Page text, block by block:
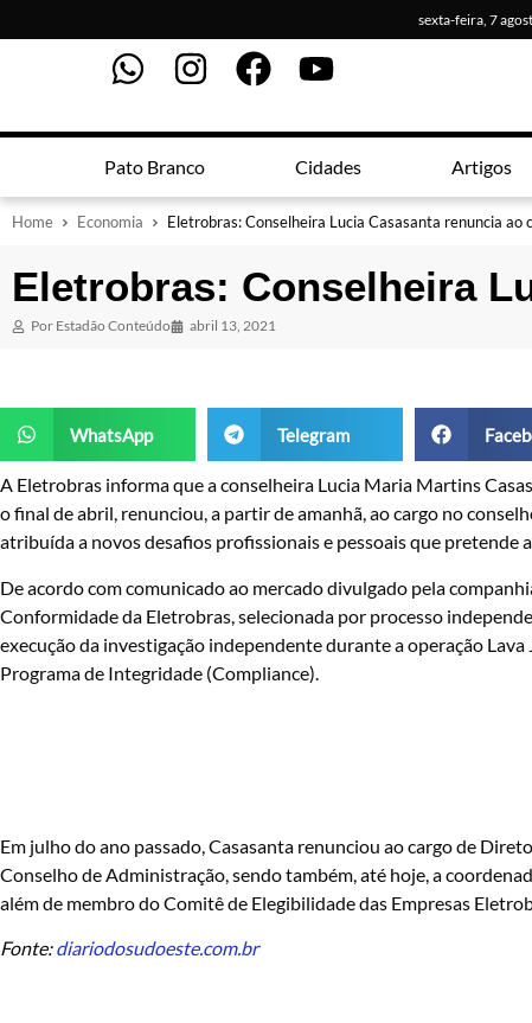
sexta-feira, 7
Pato Branco Cidades Artigos
Home Economia Eletrobras: Conselheira Lucia Casasanta renuncia ao
Eletrobras: Conselheira
Por Estadão Conteúdo abril 13, 2021
WhatsApp Telegram
A Eletrobras informa que a conselheira Lucia Maria Martins
o final de abril, renunciou, a partir de amanhã, ao cargo no
atribuída a novos desafios profissionais e pessoais que pretende
De acordo com comunicado ao mercado divulgado pela
Conformidade da Eletrobras, selecionada por processo
execução da investigação independente durante a operação
Programa de Integridade (Compliance).
Em julho do ano passado, Casasanta renunciou ao cargo de
Conselho de Administração, sendo também, até hoje, a
além de membro do Comitê de Elegibilidade das Empresas
Fonte:diariodosudoeste.com.br